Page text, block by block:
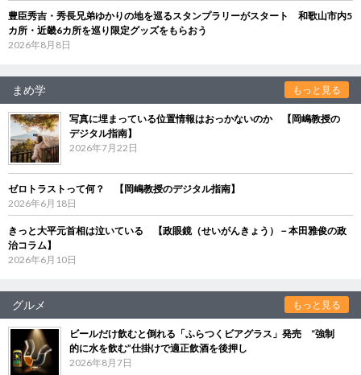
豊臣秀吉・秀長兄弟ゆかりの地を巡るスタンプラリーがスタート 和歌山市内5
カ所・近畿6カ所を巡り限定グッズをもらおう
2026年8月8日
まめ学 もっと見る
写真に埋まっている位置情報はおっかないのか 【岡嶋教授の
デジタル指南】
2026年7月22日
ゼロトラストって何？ 【岡嶋教授のデジタル指南】
2026年6月18日
きっと大平元首相は泣いている 【政眼鏡（せいがんきょう）－本田雅俊の政
治コラム】
2026年6月10日
グルメ もっと見る
ビールだけ飲むと倒れる「ふらつくビアグラス」発売 “強制
的に水を飲む”仕掛けで適正飲酒を後押し
2026年8月7日